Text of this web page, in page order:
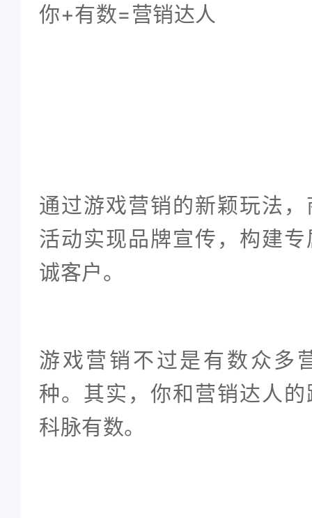
你+有数=营销达人
通过游戏营销的新颖玩法
活动实现品牌宣传，构建
诚客户。
游戏营销不过是有数众多
种。其实，你和营销达人
科脉有数。